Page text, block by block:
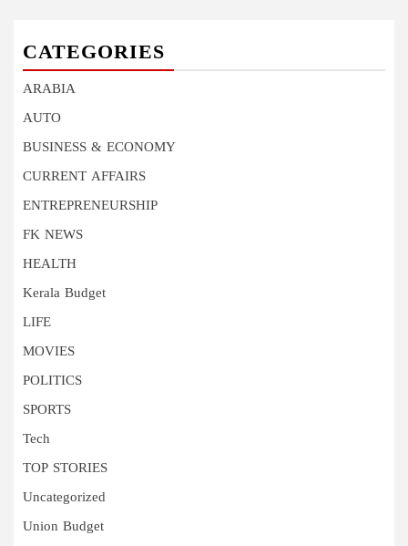
CATEGORIES
ARABIA
AUTO
BUSINESS & ECONOMY
CURRENT AFFAIRS
ENTREPRENEURSHIP
FK NEWS
HEALTH
Kerala Budget
LIFE
MOVIES
POLITICS
SPORTS
Tech
TOP STORIES
Uncategorized
Union Budget